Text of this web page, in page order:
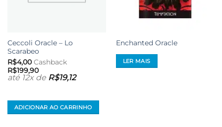
Ceccoli Oracle – Lo
Scarabeo
R$4,00Cashback
R$199,90
até 12x de R$19,12
ADICIONAR AO CARRINHO
Enchanted Oracle
LER MAIS